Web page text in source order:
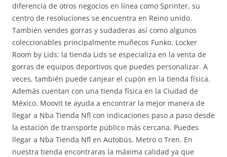
diferencia de otros negocios en línea como Sprinter, su
centro de resoluciones se encuentra en Reino unido.
También vendes gorras y sudaderas así como algunos
coleccionables principalmente muñecos Funko. Locker
Room by Lids: la tienda Lids se especializa en la venta de
gorras de equipos deportivos que puedes personalizar. A
veces, también puede canjear el cupón en la tienda física.
Además cuentan con una tienda física en la Ciudad de
México. Moovit te ayuda a encontrar la mejor manera de
llegar a Nba Tienda Nfl con indicaciones paso a paso desde
la estación de transporte público más cercana. Puedes
llegar a Nba Tienda Nfl en Autobús, Metro o Tren. En
nuestra tienda encontraras la máxima calidad ya que